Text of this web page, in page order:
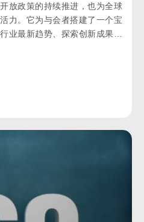
放政策的持续推进，也为全球
力。它为与会者搭建了一个宝
业最新趋势、探索创新成果，